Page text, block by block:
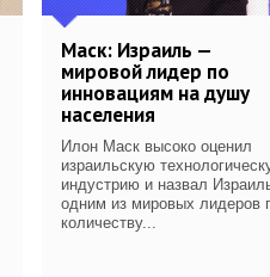
Маск: Израиль —
мировой лидер по
инновациям на душу
населения
Илон Маск высоко оценил
израильскую
индустрию и назвал
одним из мировых лидеров
количеству...